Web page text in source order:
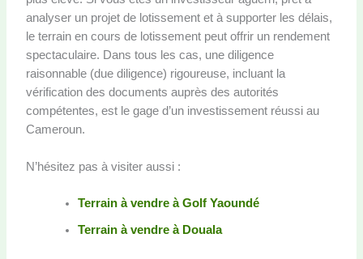
analyser un projet de lotissement et à supporter les délais,
le terrain en cours de lotissement peut offrir un rendement
spectaculaire. Dans tous les cas, une diligence
raisonnable (due diligence) rigoureuse, incluant la
vérification des documents auprès des autorités
compétentes, est le gage d’un investissement réussi au
Cameroun.
N’hésitez pas à visiter aussi :
Terrain à vendre à Golf Yaoundé
Terrain à vendre à Douala